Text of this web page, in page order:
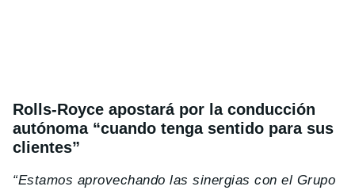
Rolls-Royce apostará por la conducción
autónoma “cuando tenga sentido para sus
clientes”
“Estamos aprovechando las sinergias con el Grupo